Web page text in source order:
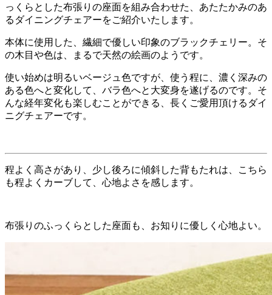
っくらとした布張りの座面を組み合わせた、あたたかみのあ
るダイニングチェアーをご紹介いたします。
本体に使用した、繊細で優しい印象のブラックチェリー。そ
の木目や色は、まるで天然の絵画のようです。
使い始めは明るいベージュ色ですが、使う程に、濃く深みの
ある色へと変化して、バラ色へと大変身を遂げるのです。そ
んな経年変化も楽しむことができる、長くご愛用頂けるダイ
ニグチェアーです。
程よく高さがあり、少し後ろに傾斜した背もたれは、こちら
も程よくカーブして、心地よさを感します。
布張りのふっくらとした座面も、お知りに優しく心地よい。